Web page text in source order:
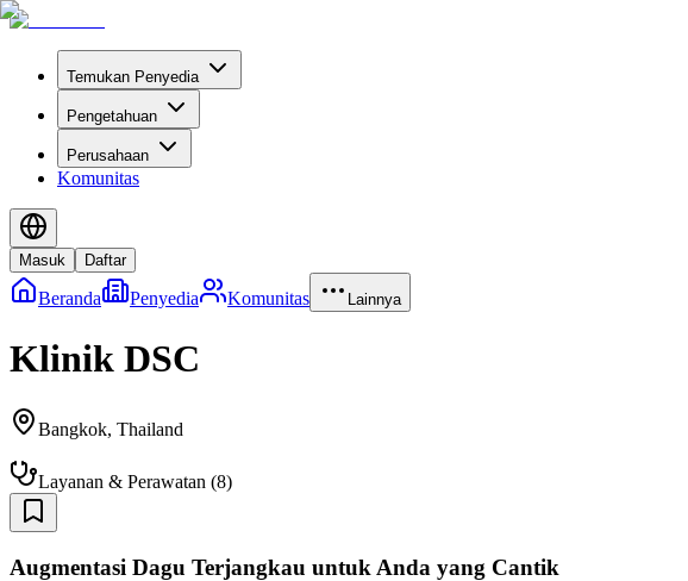
Temukan Penyedia
Pengetahuan
Perusahaan
Komunitas
Masuk Daftar
Beranda Penyedia Komunitas Lainnya
Klinik DSC
Bangkok, Thailand
Layanan & Perawatan (8)
Augmentasi Dagu Terjangkau untuk Anda yang Cantik